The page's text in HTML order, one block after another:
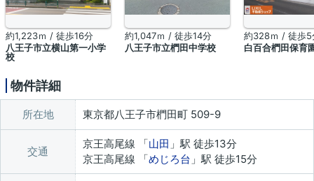
約1,223ｍ / 徒歩16分
八王子市立横山第一小学
校
約1,047ｍ / 徒歩14分
八王子市立椚田中学校
約328ｍ / 徒歩5
白百合椚田保育
物件詳細
所在地 東京都八王子市椚田町 509-9
交通
京王高尾線 「山田 」駅 徒歩13分
京王高尾線 「めじろ台 」駅 徒歩15分